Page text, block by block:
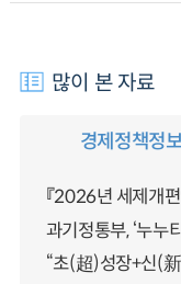
많이 본 자료
경제정책정
『2026년 세제개편
과기정통부, ‘누누
“초(超)성장+신(